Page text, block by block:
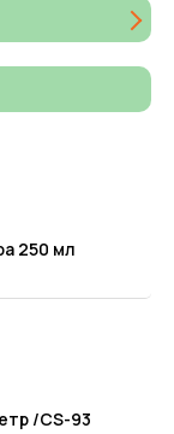
250 мл
/CS-93